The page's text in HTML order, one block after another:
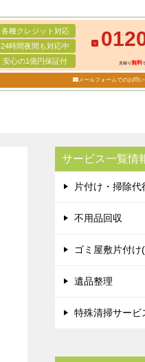
各種クレジット対応
24時間夜間も対応中
安心の1億円保証付
見積り無料
メールフォームでのお問
サービス一覧情
片付け・掃除代
不用品回収
ゴミ屋敷片付け
遺品整理
特殊清掃サービ